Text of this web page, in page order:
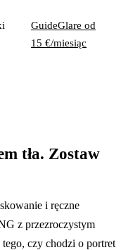
GuideGlare od
15 €/miesiąc
tła. Zostaw
i ręczne
z przezroczystym
czy chodzi o portret